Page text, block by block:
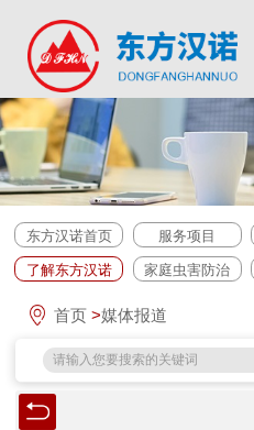
东方汉诺首页 服务项目
了解东方汉诺 家庭虫害防治
首页>媒体报道